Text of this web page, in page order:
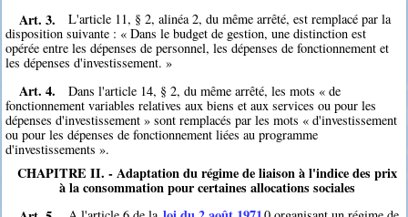
Art. 3.
L'article 11, § 2, alinéa 2, du même arrêté, est remplacé par la
disposition suivante : « Dans le budget de gestion, une distinction est
opérée entre les dépenses de personnel, les dépenses de fonctionnement et
les dépenses d'investissement. »
Art. 4.
Dans l'article 14, § 2, du même arrêté, les mots « de
fonctionnement variables relatives aux biens et aux services ou pour les
dépenses d'investissement » sont remplacés par les mots « d'investissement
ou pour les dépenses de fonctionnement liées au programme
d'investissements ».
CHAPITRE II. - Adaptation du régime de liaison à l'indice des prix
à la consommation pour certaines allocations sociales